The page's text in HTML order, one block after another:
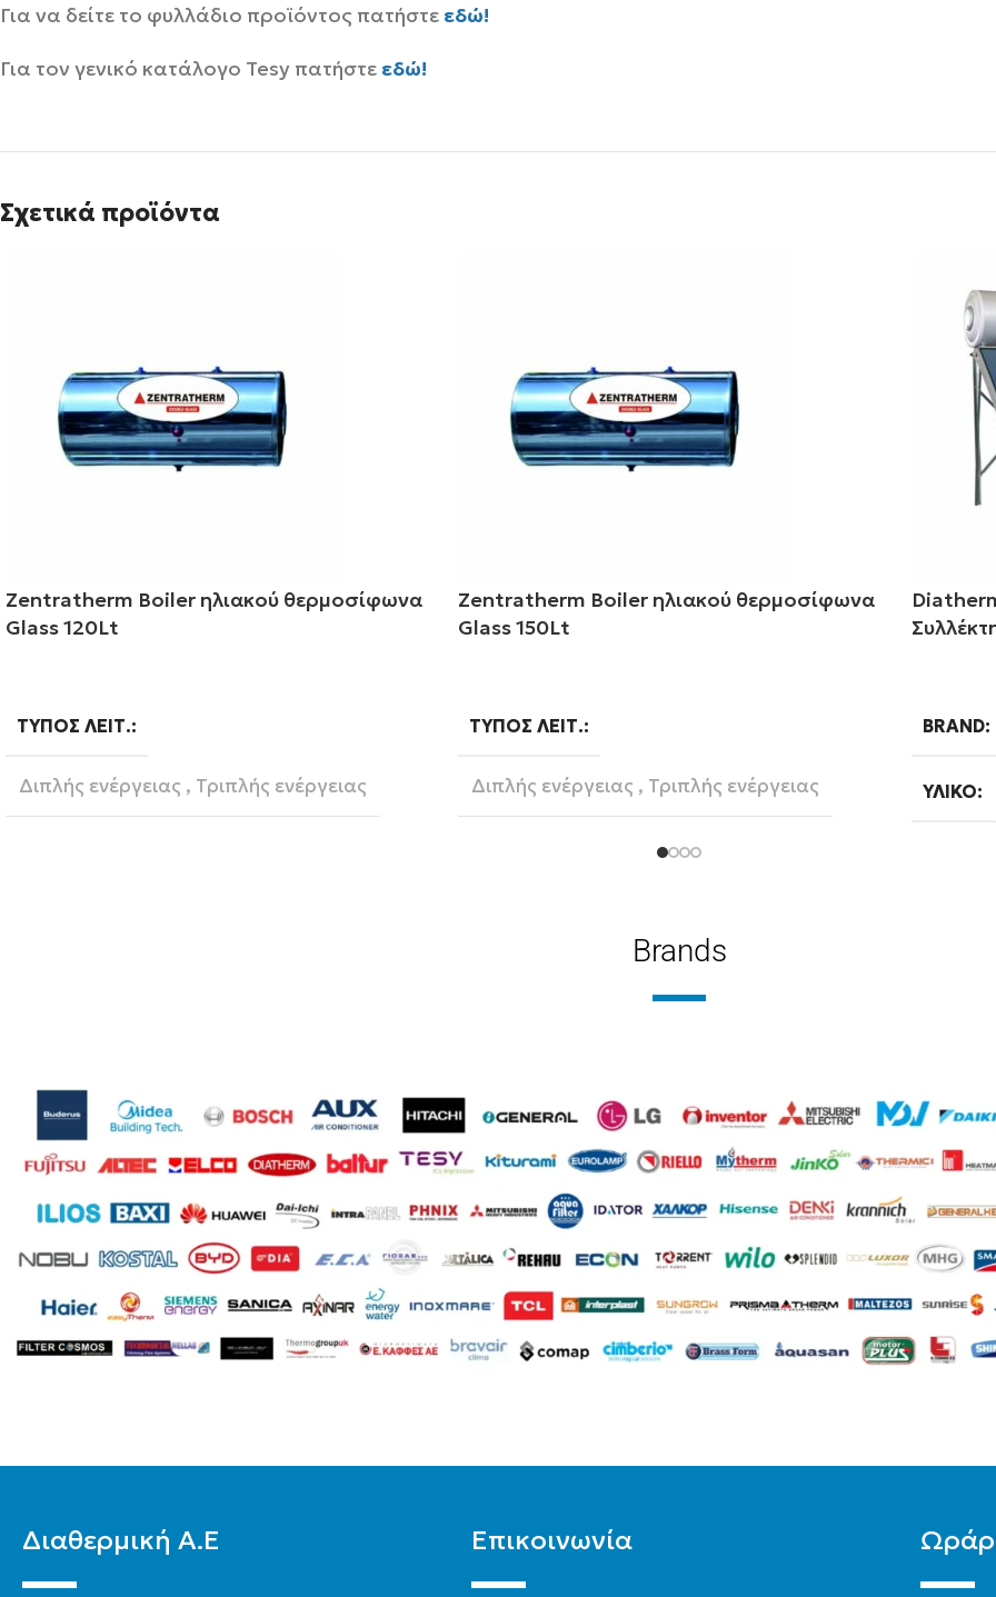
Για να δείτε το φυλλάδιο προϊόντος πατήστε εδώ!
Για τον γενικό κατάλογο Tesy πατήστε εδώ!
Σχετικά προϊόντα
Zentratherm Boiler ηλιακού θερμοσίφωνα
Glass 120Lt
ΤΎΠΟΣ ΛΕΙΤ.
Διπλής ενέργειας , Τριπλής ενέργειας
Zentratherm Boiler ηλιακού θερμοσίφωνα
Glass 150Lt
ΤΎΠΟΣ ΛΕΙΤ.
Διπλής ενέργειας , Τριπλής ενέργειας
BRAND
ΥΛΙΚΌ
Διπλής
ΒΆΣΗ
Brands
Διαθερμική Α.Ε Επικοινωνία